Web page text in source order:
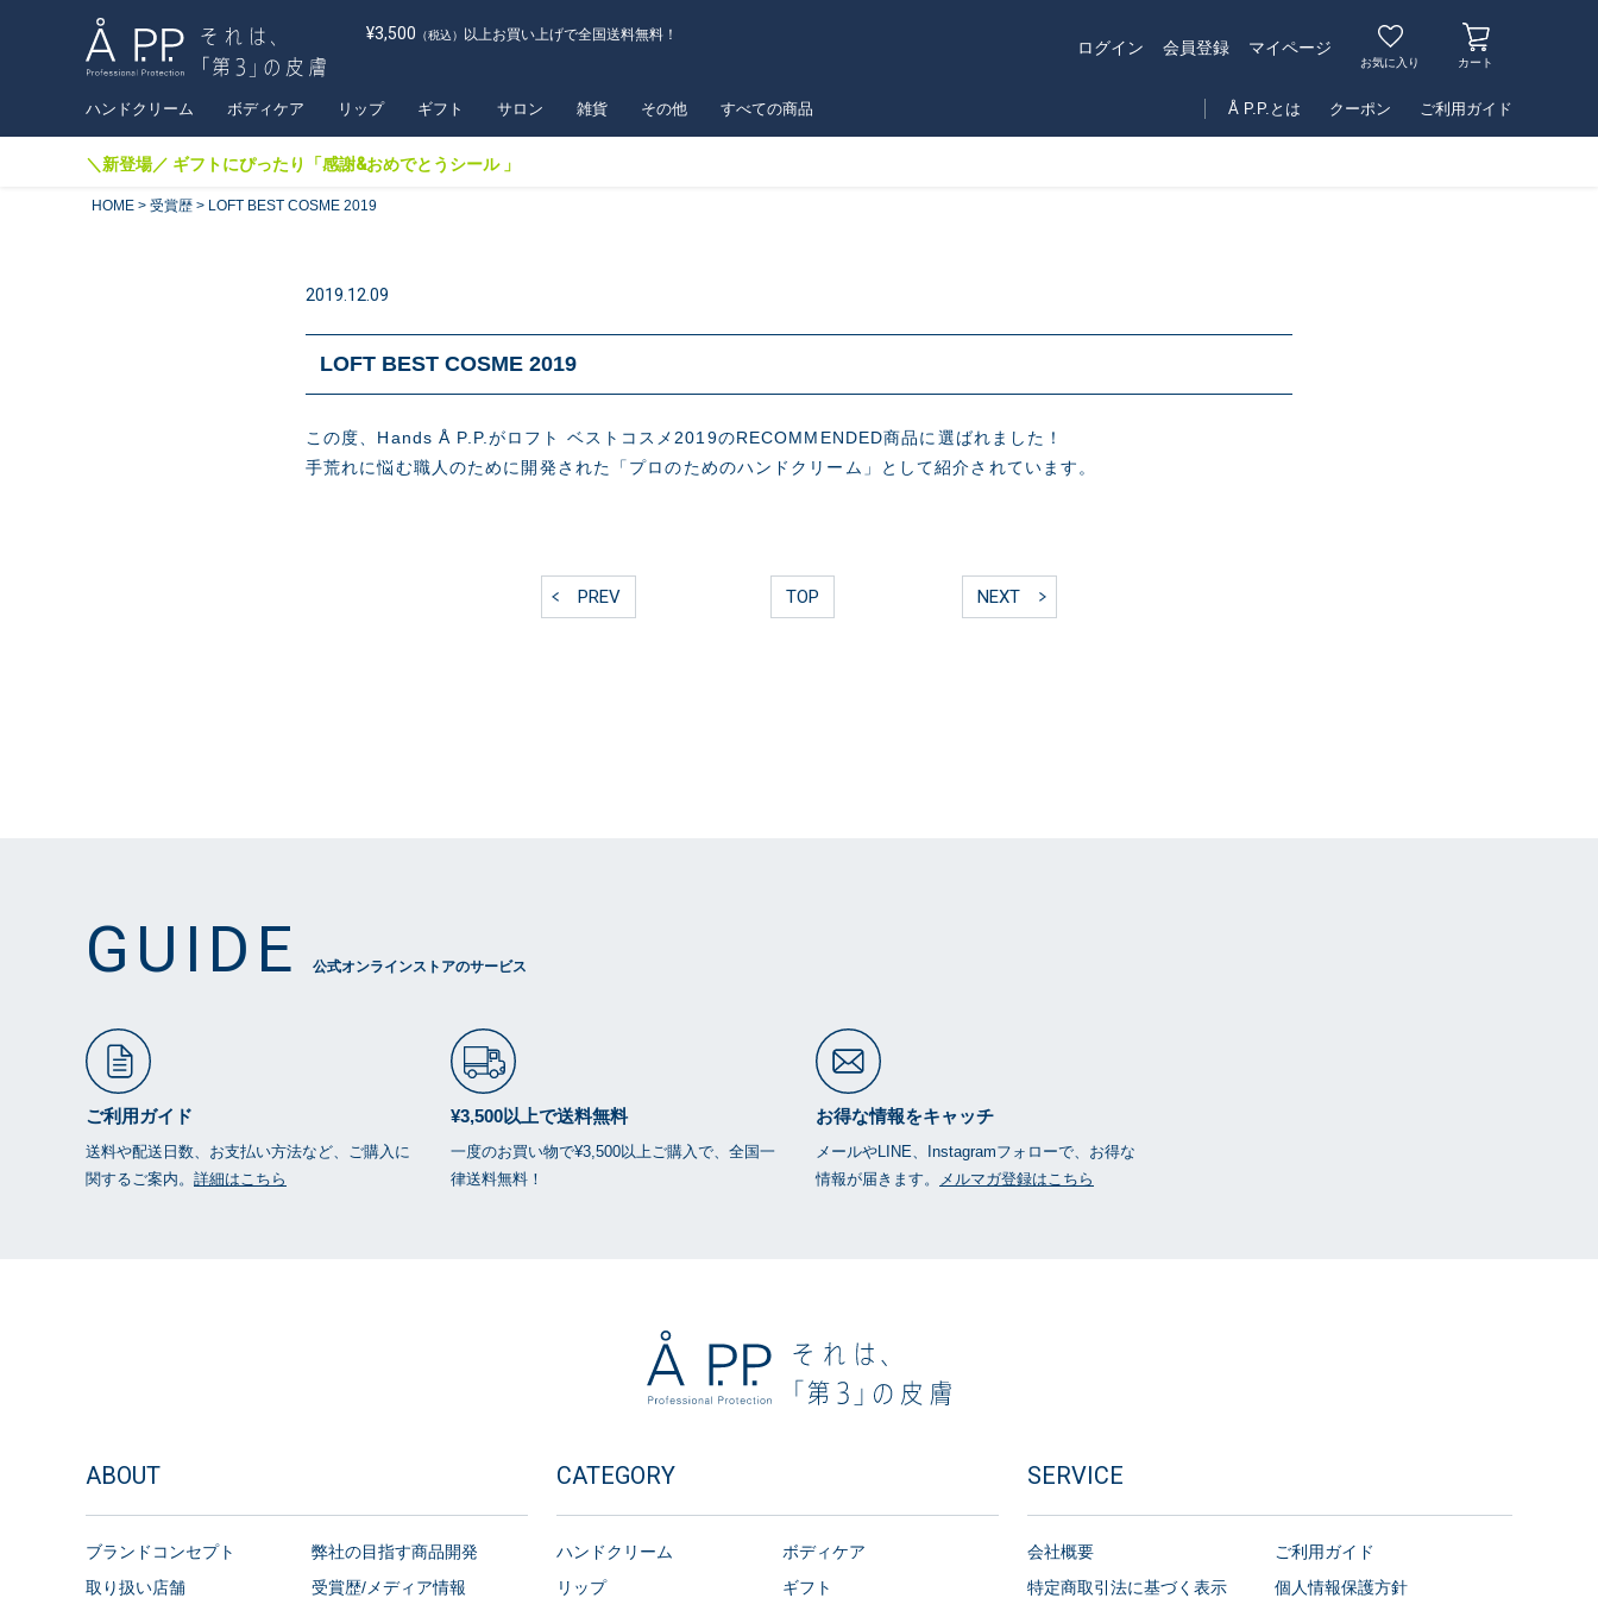
¥3,500 （税込） 以上お買い上げで全国送料無料！
ログイン 会員登録 マイページ
お気に入り カート
ハンドクリーム ボディケア リップ ギフト サロン 雑貨 その他 すべての商品 Å P.P.とは クーポン ご利用ガイド
＼新登場／ ギフトにぴったり「感謝&おめでとうシール 」
HOME 受賞歴 LOFT BEST COSME 2019
2019.12.09
LOFT BEST COSME 2019
この度、Hands Å P.P.がロフト ベストコスメ2019のRECOMMENDED商品に選ばれました！
手荒れに悩む職人のために開発された「プロのためのハンドクリーム」として紹介されています。
PREV TOP NEXT
GUIDE 公式オンラインストアのサービス
ご利用ガイド
送料や配送日数、お支払い方法など、ご購入に
関するご案内。 詳細はこちら
¥3,500以上で送料無料
一度のお買い物で¥3,500以上ご購入で、全国一
律送料無料！
お得な情報をキャッチ
メールやLINE、Instagramフォローで、お得な
情報が届きます。
メルマガ登録はこちら
ABOUT
ブランドコンセプト
弊社の目指す商品開発
取り扱い店舗
受賞歴/メディア情報
CATEGORY
ハンドクリーム
ボディケア
リップ
ギフト
SERVICE
会社概要
ご利用ガイド
特定商取引法に基づく表示
個人情報保護方針